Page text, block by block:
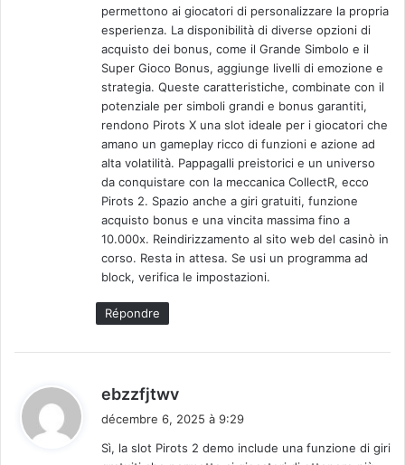
permettono ai giocatori di personalizzare la propria
esperienza. La disponibilità di diverse opzioni di
acquisto dei bonus, come il Grande Simbolo e il
Super Gioco Bonus, aggiunge livelli di emozione e
strategia. Queste caratteristiche, combinate con il
potenziale per simboli grandi e bonus garantiti,
rendono Pirots X una slot ideale per i giocatori che
amano un gameplay ricco di funzioni e azione ad
alta volatilità. Pappagalli preistorici e un universo
da conquistare con la meccanica CollectR, ecco
Pirots 2. Spazio anche a giri gratuiti, funzione
acquisto bonus e una vincita massima fino a
10.000x. Reindirizzamento al sito web del casinò in
corso. Resta in attesa. Se usi un programma ad
block, verifica le impostazioni.
Répondre
ebzzfjtwv
décembre 6, 2025 à 9:29
Sì, la slot Pirots 2 demo include una funzione di giri